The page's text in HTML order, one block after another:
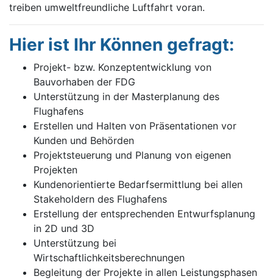
treiben umweltfreundliche Luftfahrt voran.
Hier ist Ihr Können gefragt:
Projekt- bzw. Konzeptentwicklung von
Bauvorhaben der FDG
Unterstützung in der Masterplanung des
Flughafens
Erstellen und Halten von Präsentationen vor
Kunden und Behörden
Projektsteuerung und Planung von eigenen
Projekten
Kundenorientierte Bedarfsermittlung bei allen
Stakeholdern des Flughafens
Erstellung der entsprechenden Entwurfsplanung
in 2D und 3D
Unterstützung bei
Wirtschaftlichkeitsberechnungen
Begleitung der Projekte in allen Leistungsphasen